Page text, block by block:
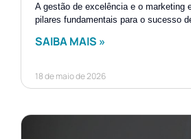
A gestão de excelência e o marketing
pilares fundamentais para o sucesso
SAIBA MAIS »
18 de maio de 2026